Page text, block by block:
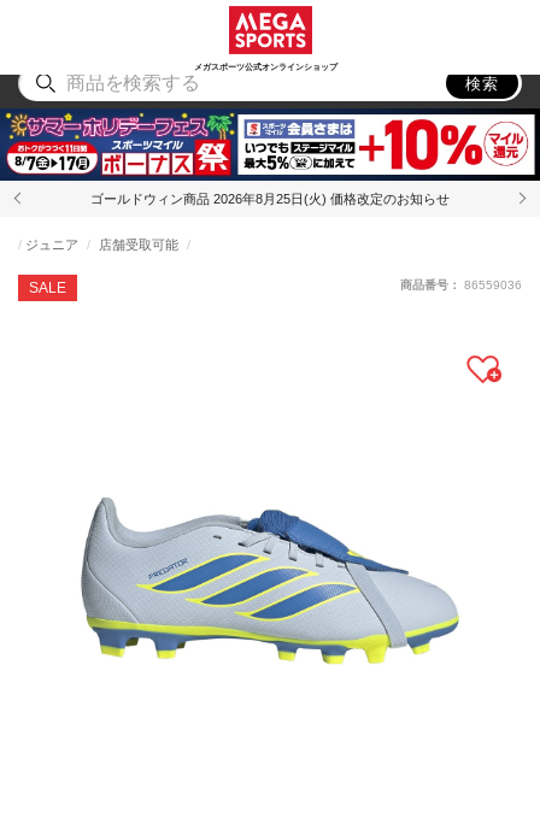
メガスポーツ公式オンラインショップ
アウトドア
検索
ゴールドウィン商品 2026年8月25日(火) 価格改定のお知らせ
SALE
ジュニア 店舗受取可能
商品番号： 86559036